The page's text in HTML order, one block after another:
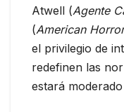
Atwell (Agente
(American
el privilegio de
redefinen las
estará